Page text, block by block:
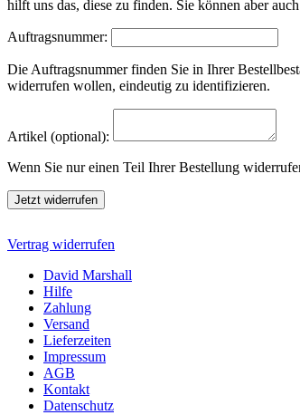
hilft uns das, diese zu finden. Sie können aber
Auftragsnummer:
Die Auftragsnummer finden Sie in Ihrer
widerrufen wollen, eindeutig zu identifizieren.
Artikel (optional):
Wenn Sie nur einen Teil Ihrer Bestellung
Jetzt widerrufen
Vertrag widerrufen
David Marshall
Hilfe
Zahlung
Versand
Lieferzeiten
Impressum
AGB
Kontakt
Datenschutz